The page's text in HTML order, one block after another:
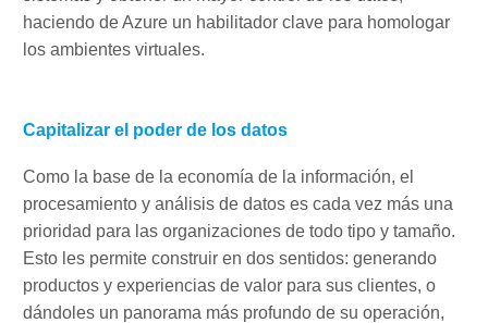
haciendo de Azure un habilitador clave para homologar
los ambientes virtuales.
Capitalizar el poder de los datos
Como la base de la economía de la información, el
procesamiento y análisis de datos es cada vez más una
prioridad para las organizaciones de todo tipo y tamaño.
Esto les permite construir en dos sentidos: generando
productos y experiencias de valor para sus clientes, o
dándoles un panorama más profundo de su operación,